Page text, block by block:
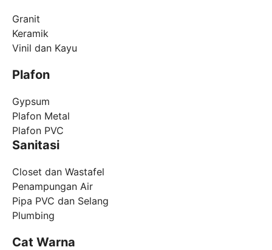
Granit
Keramik
Vinil dan Kayu
Plafon
Gypsum
Plafon Metal
Plafon PVC
Sanitasi
Closet dan Wastafel
Penampungan Air
Pipa PVC dan Selang
Plumbing
Cat Warna